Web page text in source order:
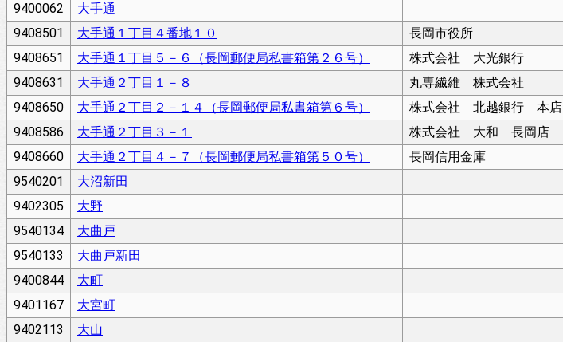
9400062
大手通
9408501
大手通１丁目４番地１０ 長岡市役所
9408651
大手通１丁目５－６（長岡郵便局私書箱第２６号） 株式会社 大光銀行
9408631
大手通２丁目１－８ 丸専繊維 株式会社
9408650
大手通２丁目２－１４（長岡郵便局私書箱第６号） 株式会社 北越銀行 本店
9408586
大手通２丁目３－１ 株式会社 大和 長岡店
9408660
大手通２丁目４－７（長岡郵便局私書箱第５０号） 長岡信用金庫
9540201
大沼新田
9402305
大野
9540134
大曲戸
9540133
大曲戸新田
9400844
大町
9401167
大宮町
9402113
大山